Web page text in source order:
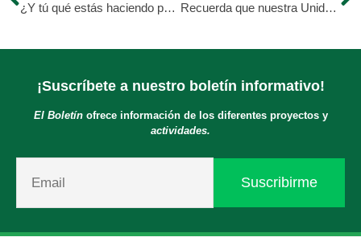
¿Y tú qué estás haciendo por VENEZUELA?
Recuerda que nuestra Unidad de Atención Médica Hijos de Morán tiene nueva sede.?URBANIZACIÓN CORPAHUAICO, CARRERA 7 ENTRE CALLES 20 Y 21.
¡Suscríbete a nuestro boletín informativo!
El Boletínofrece información de los diferentes proyectos y
actividades.